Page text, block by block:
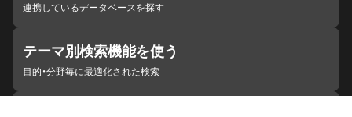
連携しているデータベースを探す
テーマ別検索機能を使う
目的・分野毎に最適化された検索